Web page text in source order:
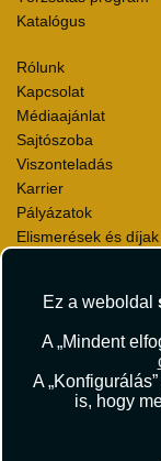
Ez a weboldal
A „Mindent
A
is, hogy
Katalógus
Rólunk
Kapcsolat
Médiaajánlat
Sajtószoba
Viszonteladás
Karrier
Pályázatok
Elismerések és díjak
Utazási Csomag
Útlemondás-
Utasbiztosítás
Repülőjegy
Adatvédelem